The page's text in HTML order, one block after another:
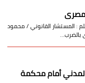
: المستشار القانوني / محمود
بالضرب…
أمام محكمة